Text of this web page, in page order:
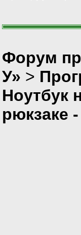
Форум
У» >
Ноутбук
рюкзаке